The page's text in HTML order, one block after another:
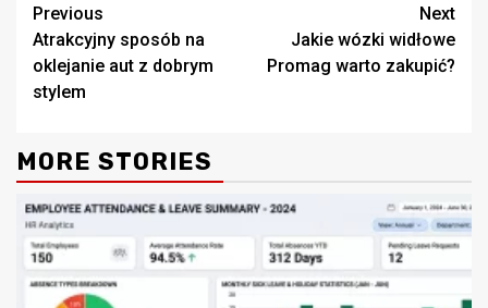
Continue
Reading
Previous
Atrakcyjny sposób na
oklejanie aut z dobrym
stylem
Next
Jakie wózki widłowe
Promag warto zakupić?
MORE STORIES